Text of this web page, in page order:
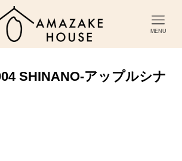
MENU
SHINANO-アップルシナ